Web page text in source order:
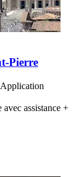
Pierre
assistance +